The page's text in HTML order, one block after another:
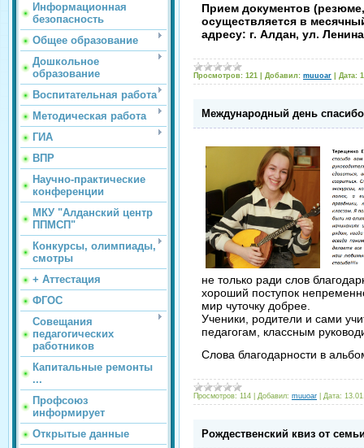
Информационная
безопасность
Общее образование
Дошкольное
образование
Воспитательная работа
Методическая работа
ГИА
ВПР
Научно-практические
конференции
МКУ "Алданский центр
ППМСП"
Конкурсы, олимпиады,
смотры
+ Аттестация
ФГОС
Совещания
педагогических
работников
Капитальные ремонты
...
Профсоюз
информирует
Открытые данные
Прием документов
осуществляется в
адресу: г. Алдан, ул.
Просмотров: 121 Добавил: muuoar Дата:
Международный день спасибо
не только ради слов
хороший поступок
мир чуточку добрее.
Ученики, родители и сами
педагогам, классным
Слова благодарности в
Просмотров: 114 Добавил: muuoar Дата:
Рождественский квиз от